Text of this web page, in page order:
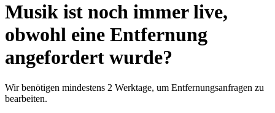
Musik ist noch immer live,
obwohl eine Entfernung
angefordert wurde?
Wir benötigen mindestens 2 Werktage, um Entfernungsanfragen zu
bearbeiten.